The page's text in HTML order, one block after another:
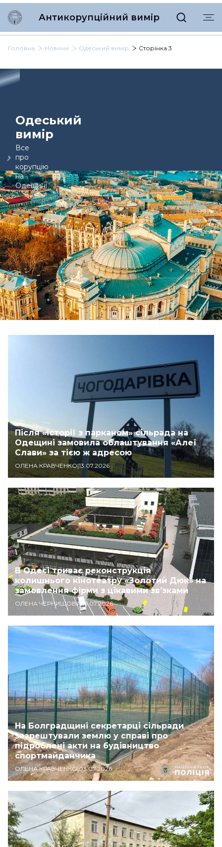
Антикорупційний вимір
Головна Новини Одеський вимір Сторінка 3
Одеський
вимір
Все
про
корупцію
на
Одещині
Після «історії з парканом» сільрада на
Одещині замовила облаштування «Алеї
Слави» за тією ж адресою
ОЛЕНА КРАВЧЕНКО|13.07.2026
В Одесі триває реконструкція
колишнього кінотеатру «Золотий Дюк» на
замовлення фірми з цікавими звʼзками
ОЛЕНА ЧЕРНИШОВА|13.07.2026
На Болградщині секретарці сільради
заарештували землю у справі про
підроблені акти на будівництво
спортмайданчика
ОЛЕНА КРАВЧЕНКО|03.07.2026